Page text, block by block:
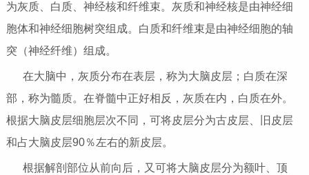
为灰质、白质、神经核和纤维束。灰质和神经核是由神经细
胞体和神经细胞树突组成。白质和纤维束是由神经细胞的轴
突（神经纤维）组成。
在大脑中，灰质分布在表层，称为大脑皮层；白质在深
部，称为髓质。在脊髓中正好相反，灰质在内，白质在外。
根据大脑皮层细胞层次不同，可将皮层分为古皮层、旧皮层
和占大脑皮层90％左右的新皮层。
根据解剖部位从前向后，又可将大脑皮层分为额叶、顶